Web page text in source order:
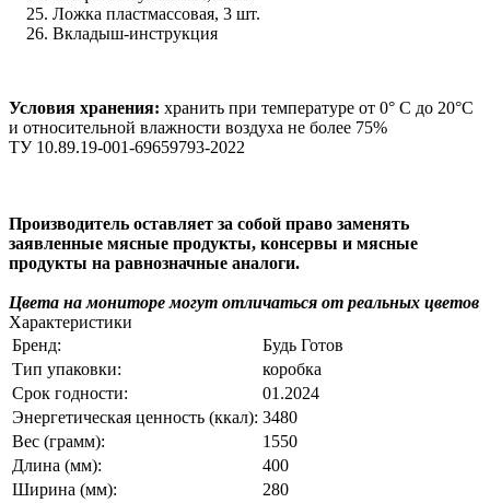
Ложка пластмассовая, 3 шт.
Вкладыш-инструкция
Условия хранения: хранить при температуре от 0° С до 20°С
и относительной влажности воздуха не более 75%
ТУ 10.89.19-001-69659793-2022
Производитель оставляет за собой право заменять
заявленные мясные продукты, консервы и мясные
продукты на равнозначные аналоги.
Цвета на мониторе могут отличаться от реальных цветов
Характеристики
Бренд:
Будь Готов
Тип упаковки:
коробка
Срок годности:
01.2024
Энергетическая ценность (ккал): 3480
Вес (грамм):
1550
Длина (мм):
400
Ширина (мм):
280